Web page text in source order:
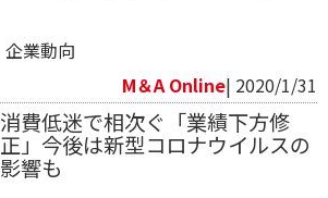
企業動向
M＆A Online| 2020/1/31
消費低迷で相次ぐ「業績下方修
正」今後は新型コロナウイルスの
影響も